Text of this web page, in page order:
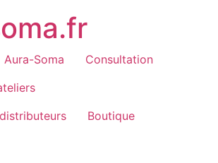
Aura-Soma
Consultation
Boutique